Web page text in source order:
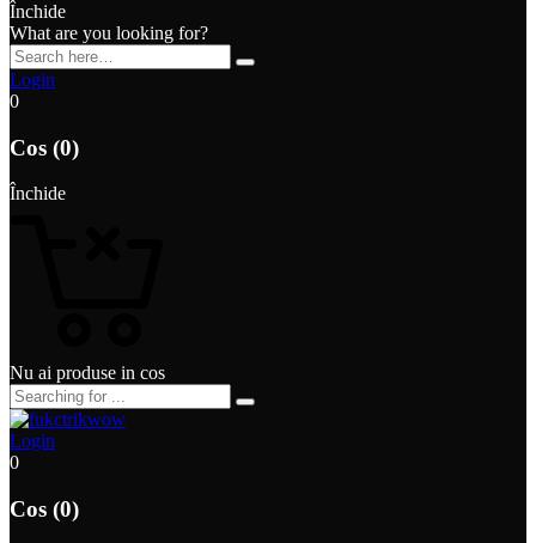
Închide
What are you looking for?
Login
0
Cos (0)
Închide
Nu ai produse in cos
Login
0
Cos (0)